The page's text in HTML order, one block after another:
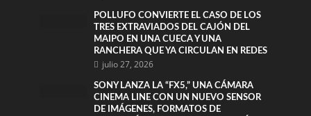
POLLUFO CONVIERTE EL CASO DE LOS
TRES EXTRAVIADOS DEL CAJÓN DEL
MAIPO EN UNA CUECA Y UNA
RANCHERA QUE YA CIRCULAN EN REDES
julio 27, 2026
SONY LANZA LA “FX5,” UNA CÁMARA
CINEMA LINE CON UN NUEVO SENSOR
DE IMÁGENES, FORMATOS DE